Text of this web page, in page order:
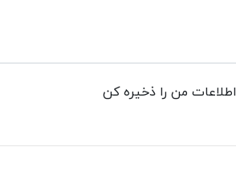
اطلاعات من را ذخیره کن